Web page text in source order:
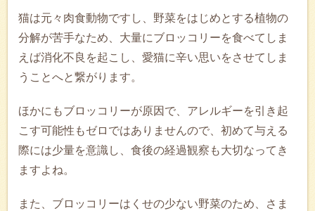
猫は元々肉食動物ですし、野菜をはじめとする植物の
分解が苦手なため、大量にブロッコリーを食べてしま
えば消化不良を起こし、愛猫に辛い思いをさせてしま
うことへと繋がります。
ほかにもブロッコリーが原因で、アレルギーを引き起
こす可能性もゼロではありませんので、初めて与える
際には少量を意識し、食後の経過観察も大切なってき
ますよね。
また、ブロッコリーはくせの少ない野菜のため、さま